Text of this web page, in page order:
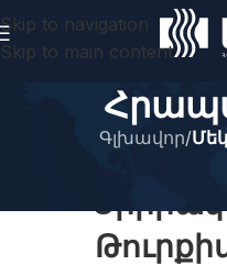
Skip to navigation
Skip to main content
Գլխավոր/